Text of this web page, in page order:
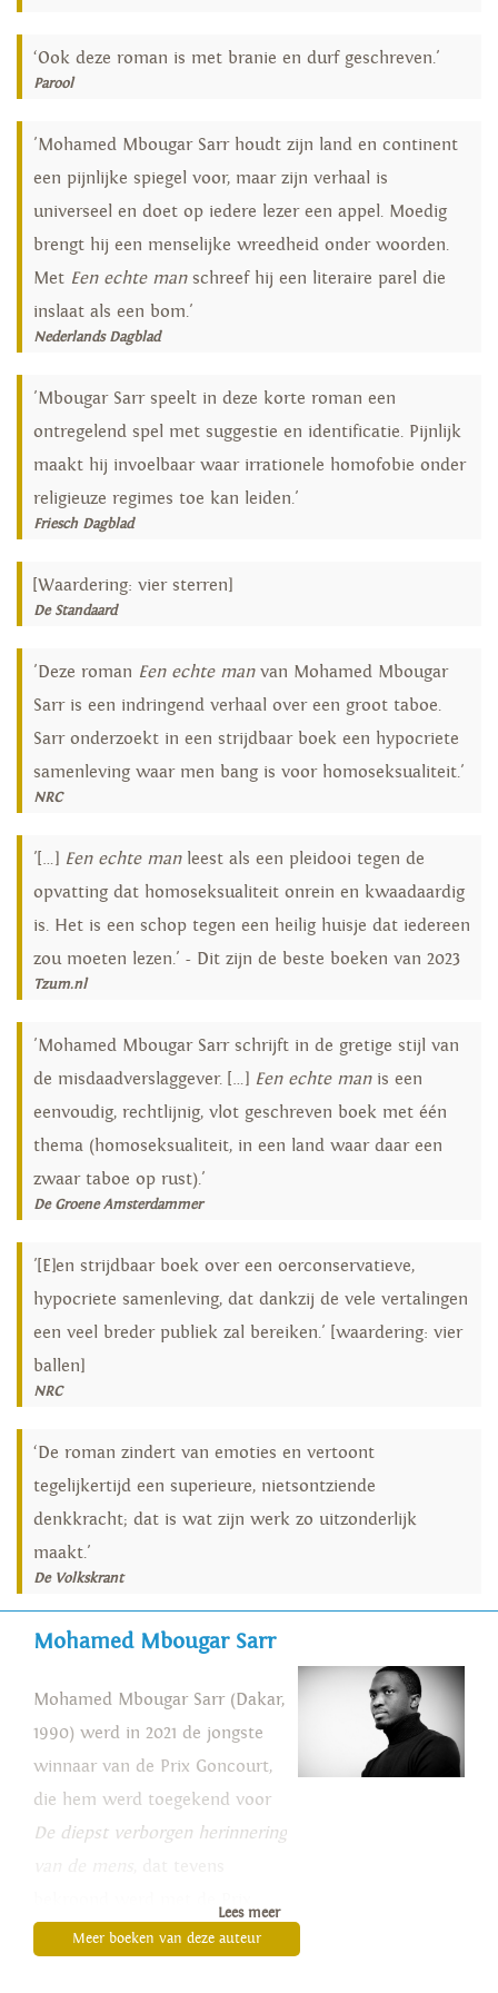
‘Ook deze roman is met branie en durf geschreven.'
Parool
'Mohamed Mbougar Sarr houdt zijn land en continent
een pijnlijke spiegel voor, maar zijn verhaal is
universeel en doet op iedere lezer een appel. Moedig
brengt hij een menselijke wreedheid onder woorden.
Met Een echte manschreef hij een literaire parel die
inslaat als een bom.'
Nederlands Dagblad
'Mbougar Sarr speelt in deze korte roman een
ontregelend spel met suggestie en identificatie. Pijnlijk
maakt hij invoelbaar waar irrationele homofobie onder
religieuze regimes toe kan leiden.'
Friesch Dagblad
[Waardering: vier sterren]
De Standaard
'Deze roman Een echte manvan Mohamed Mbougar
Sarr is een indringend verhaal over een groot taboe.
Sarr onderzoekt in een strijdbaar boek een hypocriete
samenleving waar men bang is voor homoseksualiteit.'
NRC
'[…] Een echte manleest als een pleidooi tegen de
opvatting dat homoseksualiteit onrein en kwaadaardig
is. Het is een schop tegen een heilig huisje dat iedereen
zou moeten lezen.' - Dit zijn de beste boeken van 2023
Tzum.nl
'Mohamed Mbougar Sarr schrijft in de gretige stijl van
de misdaadverslaggever. […] Een echte manis een
eenvoudig, rechtlijnig, vlot geschreven boek met één
thema (homoseksualiteit, in een land waar daar een
zwaar taboe op rust).'
De Groene Amsterdammer
'[E]en strijdbaar boek over een oerconservatieve,
hypocriete samenleving, dat dankzij de vele vertalingen
een veel breder publiek zal bereiken.' [waardering: vier
ballen]
NRC
‘De roman zindert van emoties en vertoont
tegelijkertijd een superieure, nietsontziende
denkkracht; dat is wat zijn werk zo uitzonderlijk
maakt.'
De Volkskrant
Mohamed Mbougar Sarr
Mohamed Mbougar Sarr (Dakar,
1990) werd in 2021 de jongste
winnaar van de Prix Goncourt,
die hem werd toegekend voor
De diepst verborgen herinnering
Transfuge en Prix Hennessy du
Lees meer
Meer boeken van deze auteur